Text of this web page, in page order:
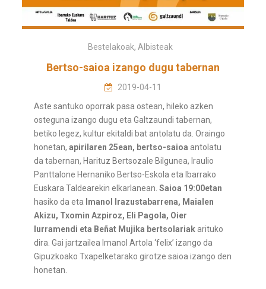
Bestelakoak, Albisteak
Bertso-saioa izango dugu tabernan
2019-04-11
Aste santuko oporrak pasa ostean, hileko azken
osteguna izango dugu eta Galtzaundi tabernan,
betiko legez, kultur ekitaldi bat antolatu da. Oraingo
honetan,apirilaren 25ean, bertso-saioa antolatu
da tabernan, Harituz Bertsozale Bilgunea, Iraulio
Panttalone Hernaniko Bertso-Eskola eta Ibarrako
Euskara Taldearekin elkarlanean.Saioa 19:00etan
hasiko da eta Imanol Irazustabarrena, Maialen
Akizu, Txomin Azpiroz, Eli Pagola, Oier
Iurramendi eta Beñat Mujika bertsolariak arituko
dira. Gai jartzailea Imanol Artola ‘felix’ izango da
Gipuzkoako Txapelketarako girotze saioa izango den
honetan.